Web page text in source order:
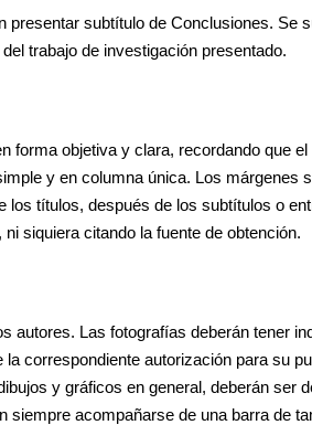
presentar subtítulo de Conclusiones.
trabajo de investigación presentado.
forma objetiva y clara, recordando que
y en columna única. Los
los títulos, después de los subtítulos o
siquiera citando la fuente de obtención.
autores. Las fotografías deberán tener
la correspondiente autorización para su
y gráficos en general, deberán ser
siempre acompañarse de una barra de